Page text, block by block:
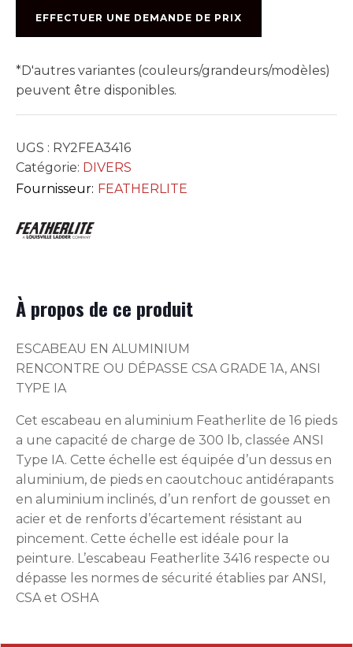
EFFECTUER UNE DEMANDE DE PRIX
*D'autres variantes (couleurs/grandeurs/modèles)
peuvent être disponibles.
UGS : RY2FEA3416
Catégorie: DIVERS
Fournisseur: FEATHERLITE
À propos de ce produit
ESCABEAU EN ALUMINIUM
RENCONTRE OU DÉPASSE CSA GRADE 1A, ANSI
TYPE IA
Cet escabeau en aluminium Featherlite de 16 pieds
a une capacité de charge de 300 lb, classée ANSI
Type IA. Cette échelle est équipée d’un dessus en
aluminium, de pieds en caoutchouc antidérapants
en aluminium inclinés, d’un renfort de gousset en
acier et de renforts d’écartement résistant au
pincement. Cette échelle est idéale pour la
peinture. L’escabeau Featherlite 3416 respecte ou
dépasse les normes de sécurité établies par ANSI,
CSA et OSHA